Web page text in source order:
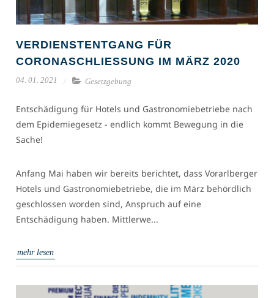
VERDIENSTENTGANG FÜR
CORONASCHLIESSUNG IM MÄRZ 2020
04. 01. 2021 Gesetzgebung
Entschädigung für Hotels und Gastronomiebetriebe nach
dem Epidemiegesetz - endlich kommt Bewegung in die
Sache!
Anfang Mai haben wir bereits berichtet, dass Vorarlberger
Hotels und Gastronomiebetriebe, die im März behördlich
geschlossen worden sind, Anspruch auf eine
Entschädigung haben. Mittlerwe...
mehr lesen